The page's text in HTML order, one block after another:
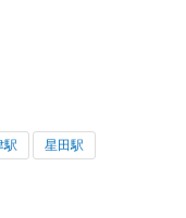
駅 星田駅